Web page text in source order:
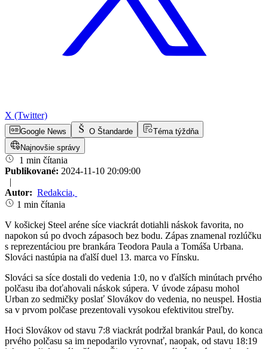
X (Twitter)
Google News O Štandarde
Téma týždňa
Najnovšie správy
1 min čítania
Publikované: 2024-11-10 20:09:00
|
Autor: Redakcia,
1 min čítania
V košickej Steel aréne síce viackrát dotiahli náskok favorita, no
napokon sú po dvoch zápasoch bez bodu. Zápas znamenal rozlúčku
s reprezentáciou pre brankára Teodora Paula a Tomáša Urbana.
Slováci nastúpia na ďalší duel 13. marca vo Fínsku.
Slováci sa síce dostali do vedenia 1:0, no v ďalších minútach prvého
polčasu iba doťahovali náskok súpera. V úvode zápasu mohol
Urban zo sedmičky poslať Slovákov do vedenia, no neuspel. Hostia
sa v prvom polčase prezentovali vysokou efektivitou streľby.
Hoci Slovákov od stavu 7:8 viackrát podržal brankár Paul, do konca
prvého polčasu sa im nepodarilo vyrovnať, naopak, od stavu 18:19